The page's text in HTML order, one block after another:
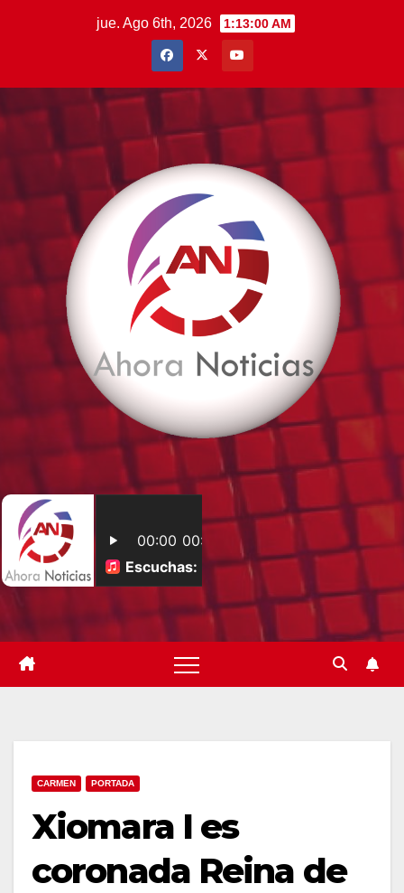
jue. Ago 6th, 2026 1:13:01 AM
CARMEN PORTADA
Xiomara I es
coronada Reina de